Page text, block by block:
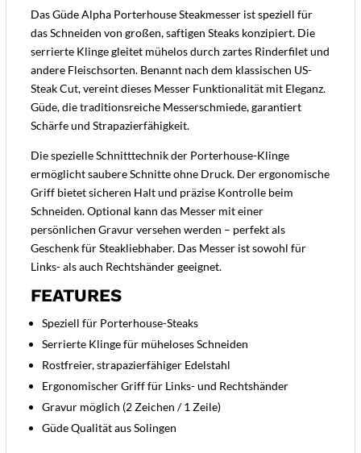
Das Güde Alpha Porterhouse Steakmesser ist speziell für
das Schneiden von großen, saftigen Steaks konzipiert. Die
serrierte Klinge gleitet mühelos durch zartes Rinderfilet und
andere Fleischsorten. Benannt nach dem klassischen US-
Steak Cut, vereint dieses Messer Funktionalität mit Eleganz.
Güde, die traditionsreiche Messerschmiede, garantiert
Schärfe und Strapazierfähigkeit.
Die spezielle Schnitttechnik der Porterhouse-Klinge
ermöglicht saubere Schnitte ohne Druck. Der ergonomische
Griff bietet sicheren Halt und präzise Kontrolle beim
Schneiden. Optional kann das Messer mit einer
persönlichen Gravur versehen werden – perfekt als
Geschenk für Steakliebhaber. Das Messer ist sowohl für
Links- als auch Rechtshänder geeignet.
FEATURES
Speziell für Porterhouse-Steaks
Serrierte Klinge für müheloses Schneiden
Rostfreier, strapazierfähiger Edelstahl
Ergonomischer Griff für Links- und Rechtshänder
Gravur möglich (2 Zeichen / 1 Zeile)
Güde Qualität aus Solingen